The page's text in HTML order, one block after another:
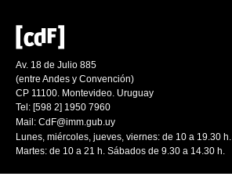
Av. 18 de Julio 885
(entre Andes y Convención)
CP 11100. Montevideo. Uruguay
Tel: [598 2] 1950 7960
Mail: CdF@imm.gub.uy
Lunes, miércoles, jueves, viernes: de 10 a 19.30 h.
Martes: de 10 a 21 h. Sábados de 9.30 a 14.30 h.